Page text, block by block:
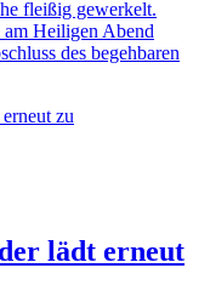
fleißig gewerkelt.
Heiligen Abend
des begehbaren
lädt erneut